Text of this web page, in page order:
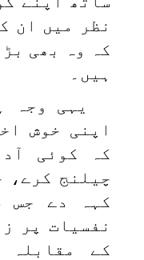
نظر میں ان
کہ وہ بھی
ہیں۔
یہی وجہ
اپنی خوش
کہ کوئی
چیلنج کرے،
کہہ دے جس
نفسیات پر
کے مقابلہ